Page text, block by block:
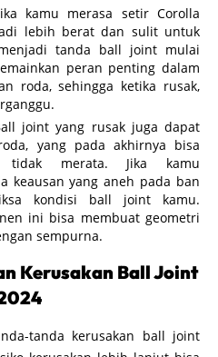
kamu merasa setir Corolla
lebih berat dan sulit untuk
tanda ball joint mulai
peran penting dalam
roda, sehingga ketika rusak,
joint yang rusak juga dapat
yang pada akhirnya bisa
merata. Jika kamu
keausan yang aneh pada ban
kondisi ball joint kamu.
ini bisa membuat geometri
sempurna.
Kerusakan Ball Joint
tanda kerusakan ball joint